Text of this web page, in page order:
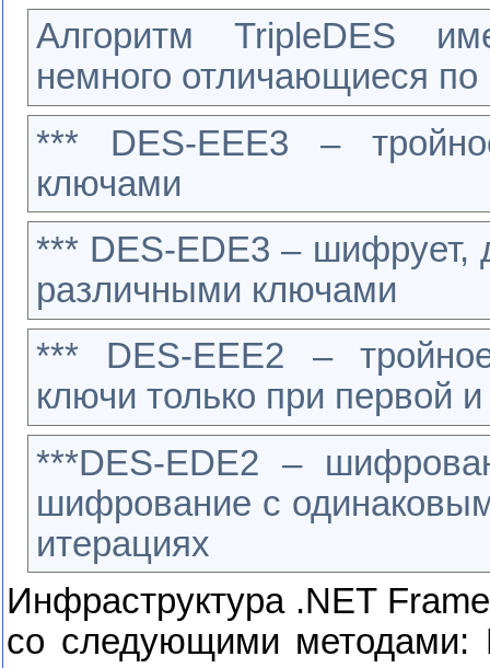
Алгоритм TripleDES
немного отличающиеся
*** DES-EEE3 –
ключами
*** DES-EDE3 – шифрует,
различными ключами
*** DES-EEE2 –
ключи только при первой
***DES-EDE2 –
шифрование с
итерациях
Инфраструктура .NET
со следующими методами: